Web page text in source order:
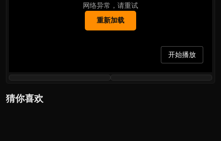
网络异常，请重试
重新加载
开始播放
猜你喜欢